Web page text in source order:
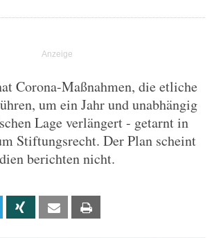
Corona-Maßnahmen, die etliche
um ein Jahr und unabhängig
Lage verlängert - getarnt in
Stiftungsrecht. Der Plan scheint
berichten nicht.
Linkedin Xing Email